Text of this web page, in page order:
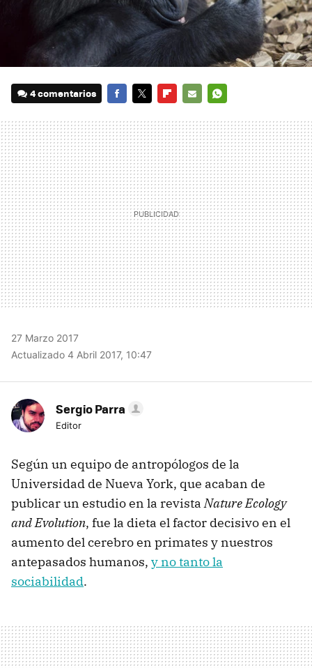
4 comentarios
MAIL
27 Marzo 2017
Actualizado 4 Abril 2017, 10:47
Sergio Parra
Editor
Según un equipo de antropólogos de la
Universidad de Nueva York, que acaban de
publicar un estudio en la revistaNature Ecology
and Evolution, fue la dieta el factor decisivo en el
aumento del cerebro en primates y nuestros
antepasados humanos, y no tanto la
sociabilidad.